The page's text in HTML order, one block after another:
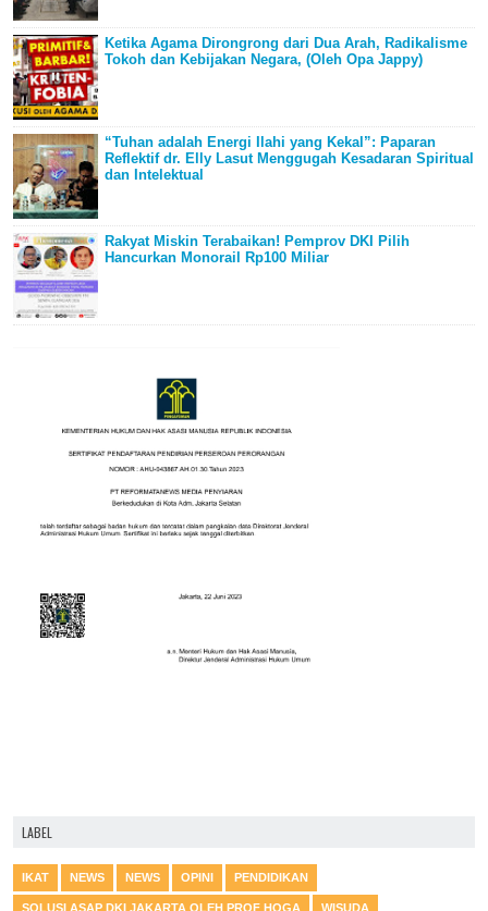
Ketika Agama Dirongrong dari Dua Arah, Radikalisme
Tokoh dan Kebijakan Negara, (Oleh Opa Jappy)
“Tuhan adalah Energi Ilahi yang Kekal”: Paparan
Reflektif dr. Elly Lasut Menggugah Kesadaran Spiritual
dan Intelektual
Rakyat Miskin Terabaikan! Pemprov DKI Pilih
Hancurkan Monorail Rp100 Miliar
LABEL
IKAT NEWS NEWS OPINI PENDIDIKAN
SOLUSI ASAP DKI JAKARTA OLEH PROF HOGA WISUDA